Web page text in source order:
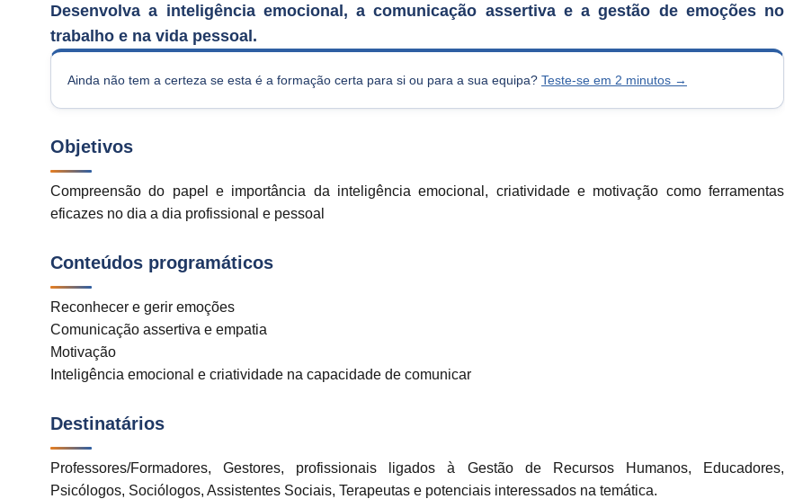
Desenvolva a inteligência emocional, a comunicação assertiva e a gestão de emoções no
trabalho e na vida pessoal.
Ainda não tem a certeza se esta é a formação certa para si ou para a sua equipa? Teste-se em 2 minutos →
Objetivos
Compreensão do papel e importância da inteligência emocional, criatividade e motivação como ferramentas
eficazes no dia a dia profissional e pessoal
Conteúdos programáticos
Reconhecer e gerir emoções
Comunicação assertiva e empatia
Motivação
Inteligência emocional e criatividade na capacidade de comunicar
Destinatários
Professores/Formadores, Gestores, profissionais ligados à Gestão de Recursos Humanos, Educadores,
Psicólogos, Sociólogos, Assistentes Sociais, Terapeutas e potenciais interessados na temática.